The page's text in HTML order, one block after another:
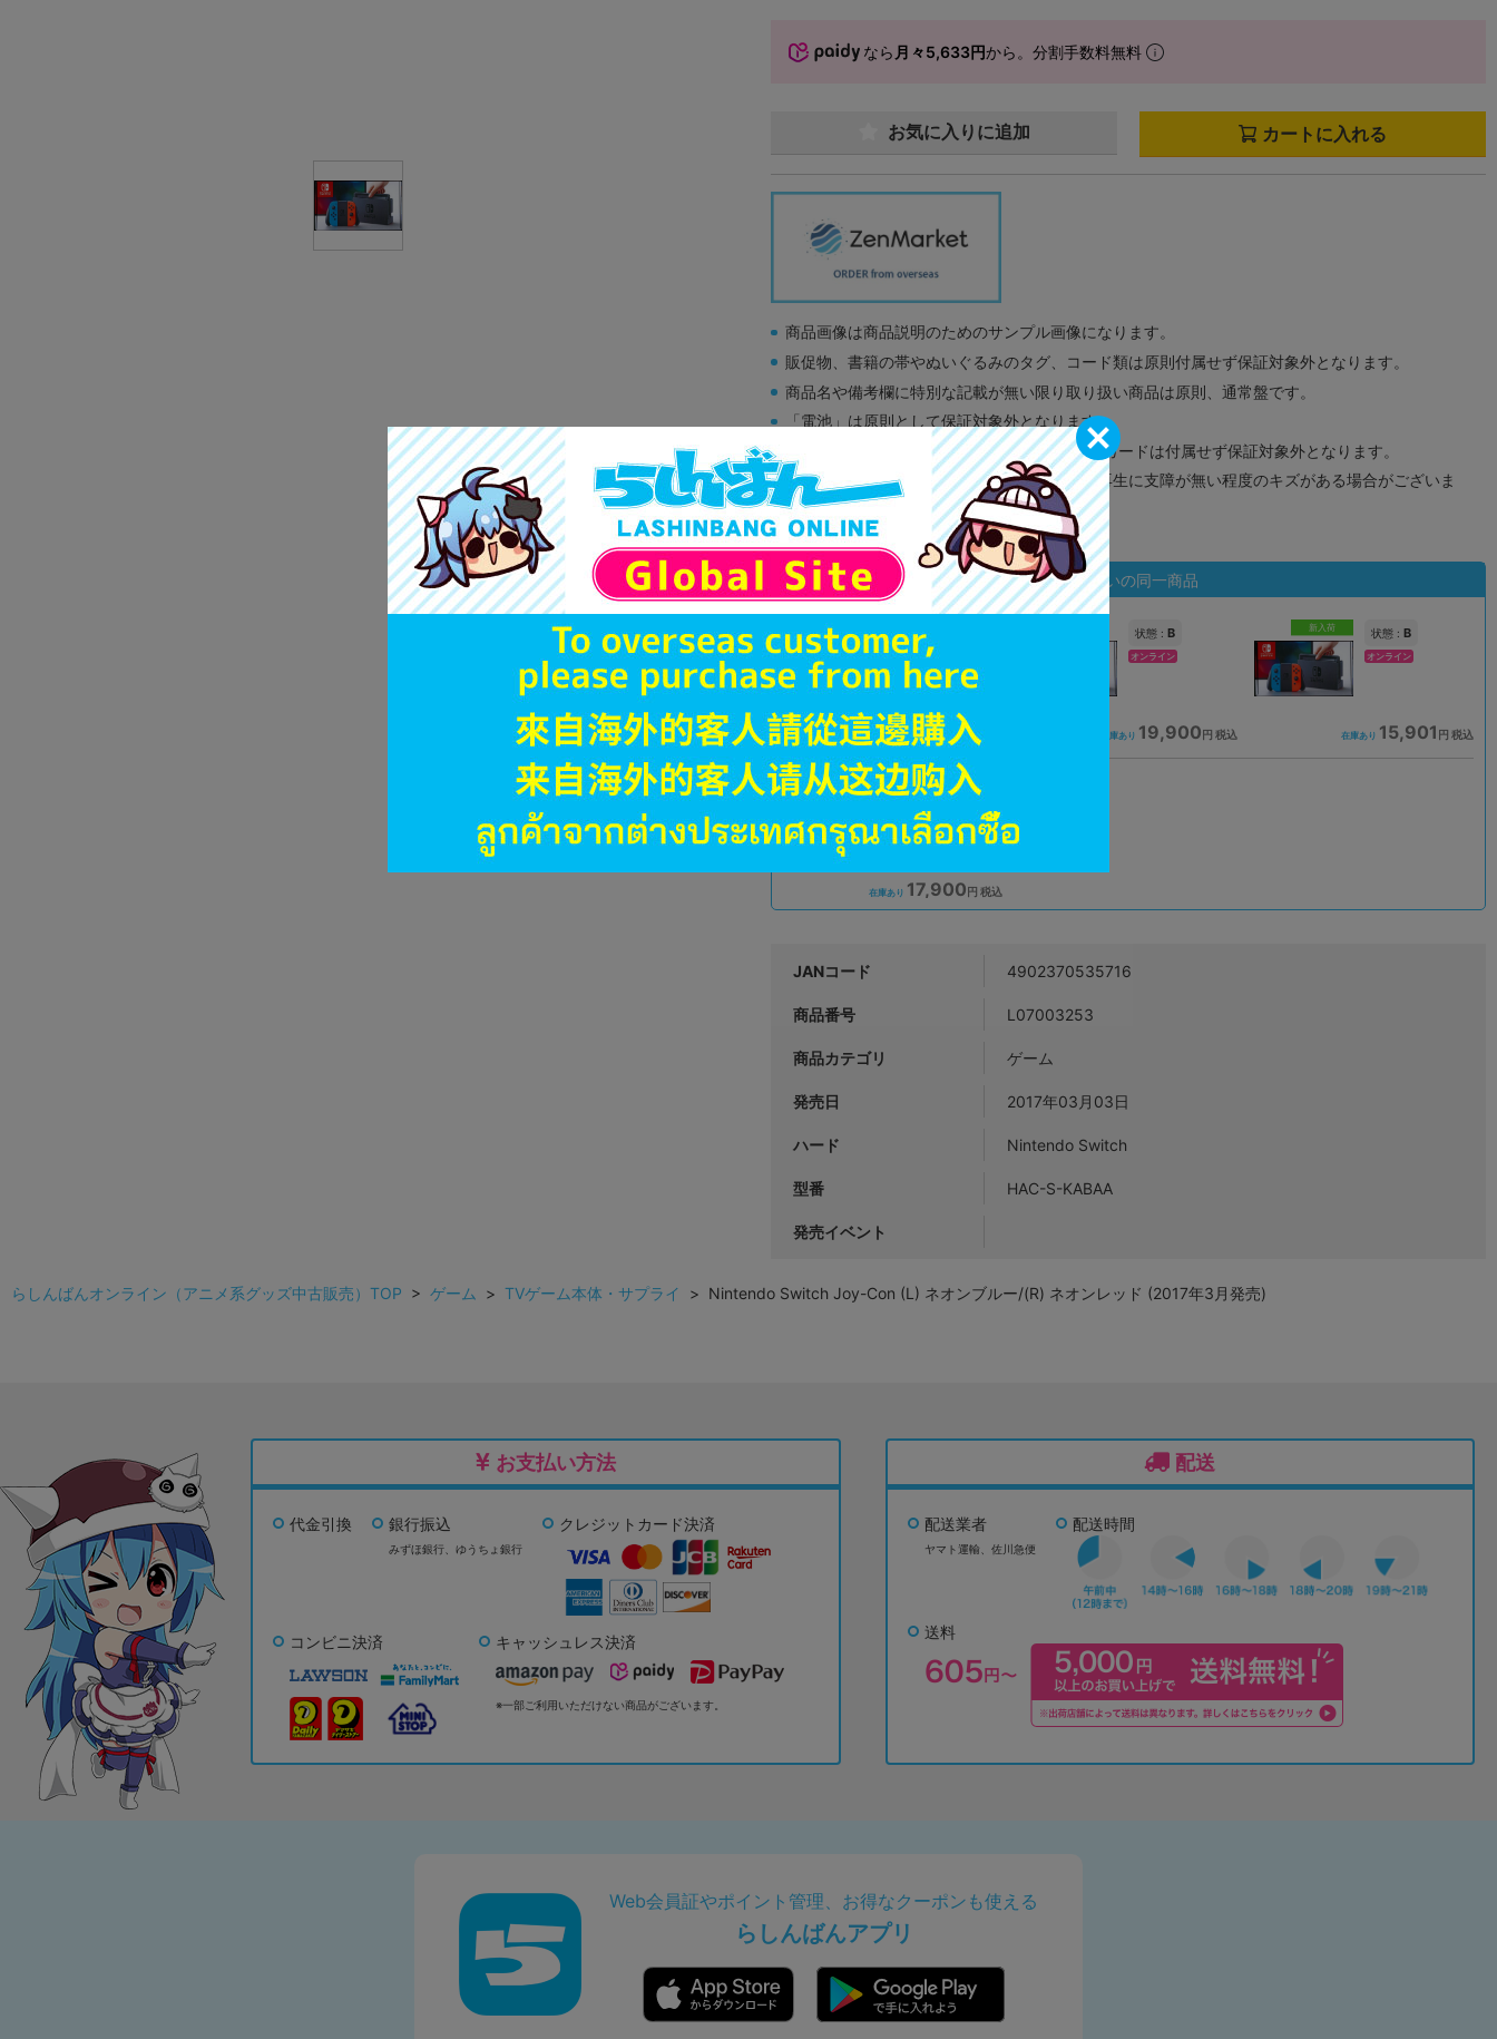
なら 月々5,633円から。分割手数料無料
カートに入れる
お気に入りに追加
商品画像は商品説明のためのサンプル画像になります。
販促物、書籍の帯やぬいぐるみのタグ、コード類は原則付属せず保証対象外となります。
商品名や備考欄に特別な記載が無い限り取り扱い商品は原則、通常盤です。
「電池」は原則として保証対象外となります。
ゲーム機本体には、SDカードなどのメモリーカードは付属せず保証対象外となります。
ディスク類の読み取り面のキズに関しまして再生に支障が無い程度のキズがある場合がございま
す。
※詳細につきましてはコチラ
状態違いの同一商品
状態 :
オンライン
品切状態 19,900円 税込
状態 : B
オンライン
在庫あり 19,900 円 税込
新入荷 状態 : B
オンライン
在庫あり 15,901 円 税込
新入荷 状態 :B
オンライン
在庫あり 17,900円 税込
JANコード 4902370535716
商品番号 L07003253
商品カテゴリ ゲーム
発売日 2017年03月03日
ハード Nintendo Switch
型番 HAC-S-KABAA
発売イベント
らしんばんオンライン（アニメ系グッズ中古販売）TOP > ゲーム > TVゲーム本体・サプライ > Nintendo Switch Joy-Con (L) ネオンブルー/(R) ネオンレッド (2017年3月発売)
お支払い方法
代金引換 銀行振込
みずほ銀行、 ゆうちょ銀行
クレジットカード決済
コンビニ決済 キャッシュレス決済
※一部ご利用いただけない商品がございます。
配送
配送業者
ヤマト運輸、佐川急便
配送時間
送料
Web会員証やポイント管理、お得なクーポンも使える
らしんばんアプリ